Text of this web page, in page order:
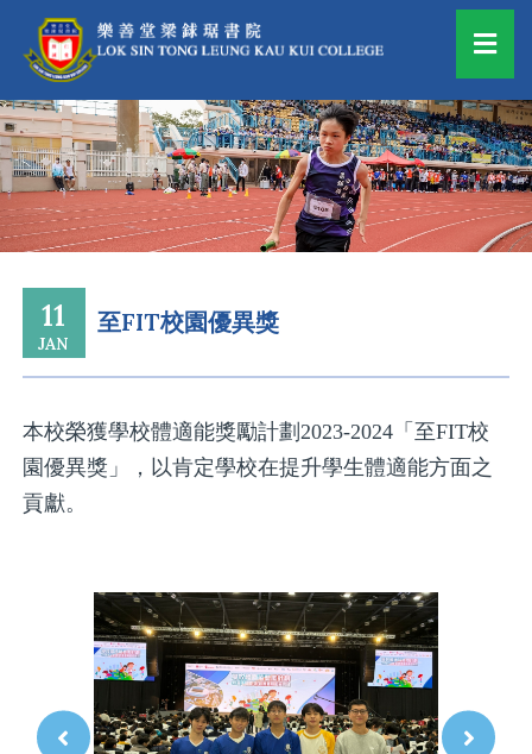
11
JAN
至FIT校園優異獎
本校榮獲學校體適能獎勵計劃2023-2024「至FIT校
園優異獎」，以肯定學校在提升學生體適能方面之
貢獻。